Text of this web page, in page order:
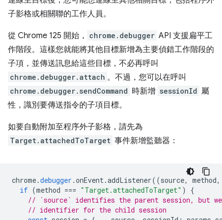
子影格或相關聯的工作人員。
從 Chrome 125 開始， chrome.debugger API 支援扁平工
作階段。這樣您就能將其他目標新增為主要偵錯工作階段的
子項，並傳送訊息給這些目標，不必再呼叫
chrome.debugger.attach 。不過，您可以在呼叫
chrome.debugger.sendCommand 時新增 sessionId 屬
性，識別要傳送指令的子項目標。
如要自動附加至程序外子影格，請先為
Target.attachedToTarget 事件新增監聽器：
chrome.debugger .onEvent.addListener((source, method,
if (method === "Target.attachedToTarget" )
{
// `source` identifies the parent session, but we
// identifier for the child session